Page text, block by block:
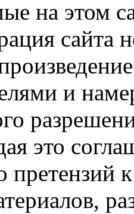
на этом
сайта
и
это
претензий